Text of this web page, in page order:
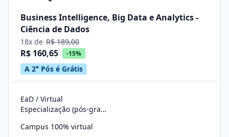
Business Intelligence, Big Data e Analytics -
Ciência de Dados
18x de R$ 189,00
R$ 160,65 -15%
A 2° Pós é Grátis
EaD / Virtual
Especialização (pós-graduação)
Campus 100% virtual